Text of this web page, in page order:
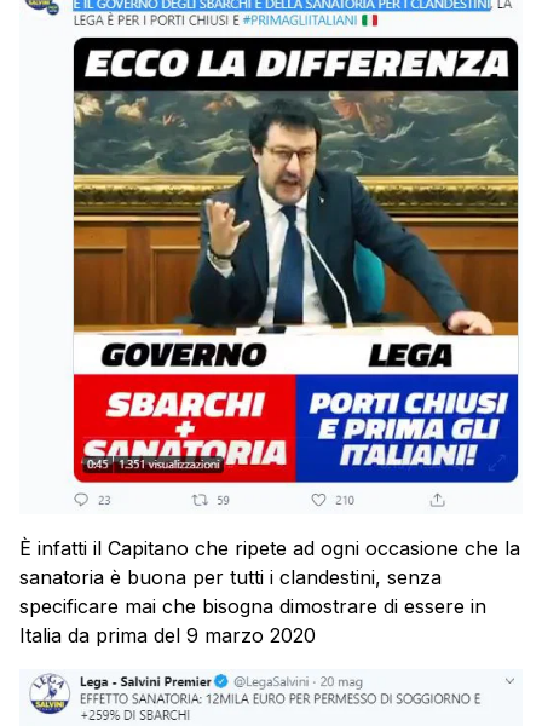
È infatti il Capitano che ripete ad ogni occasione che la
sanatoria è buona per tutti i clandestini, senza
specificare mai che bisogna dimostrare di essere in
Italia da prima del 9 marzo 2020